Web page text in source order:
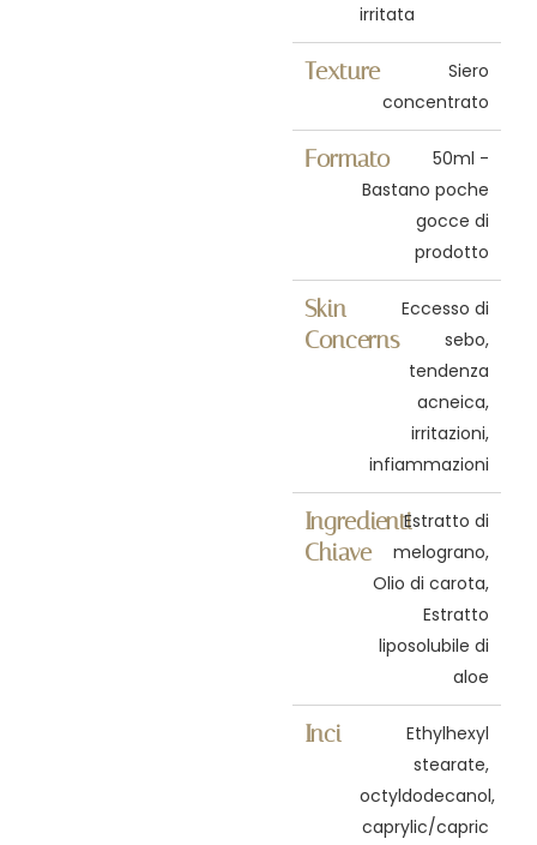
irritata
Texture
Siero
concentrato
Formato
50ml -
Bastano poche
gocce di
prodotto
Skin
Concerns
Eccesso di
sebo,
tendenza
acneica,
irritazioni,
infiammazioni
Ingredienti
Chiave
Estratto di
melograno,
Olio di carota,
Estratto
liposolubile di
aloe
Inci
Ethylhexyl
stearate,
octyldodecanol,
caprylic/capric